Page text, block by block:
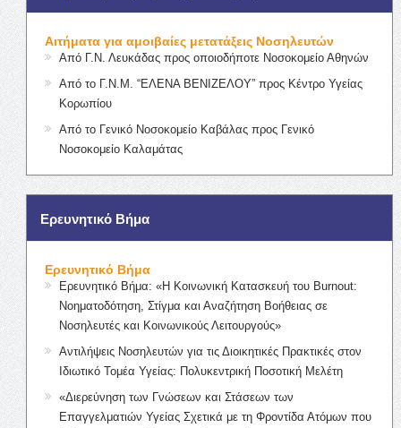
Αιτήματα για αμοιβαίες μετατάξεις Νοσηλευτών
Από Γ.Ν. Λευκάδας προς οποιοδήποτε Νοσοκομείο Αθηνών
Από το Γ.Ν.Μ. “ΕΛΕΝΑ ΒΕΝΙΖΕΛΟΥ” προς Κέντρο Υγείας
Κορωπίου
Από το Γενικό Νοσοκομείο Καβάλας προς Γενικό
Νοσοκομείο Καλαμάτας
Ερευνητικό Βήμα
Ερευνητικό Βήμα
Ερευνητικό Βήμα: «Η Κοινωνική Κατασκευή του Burnout:
Νοηματοδότηση, Στίγμα και Αναζήτηση Βοήθειας σε
Νοσηλευτές και Κοινωνικούς Λειτουργούς»
Αντιλήψεις Νοσηλευτών για τις Διοικητικές Πρακτικές στον
Ιδιωτικό Τομέα Υγείας: Πολυκεντρική Ποσοτική Μελέτη
«Διερεύνηση των Γνώσεων και Στάσεων των
Επαγγελματιών Υγείας Σχετικά με τη Φροντίδα Ατόμων που